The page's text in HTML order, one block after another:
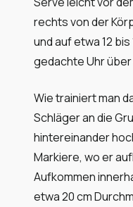
rechts von der
und auf etwa 12
gedachte Uhr über
Wie trainiert man
Schläger an die
hintereinander
Markiere, wo er
Aufkommen
etwa 20 cm